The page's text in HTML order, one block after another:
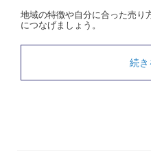
地域の特徴や自分に合った売り
につなげましょう。
続き